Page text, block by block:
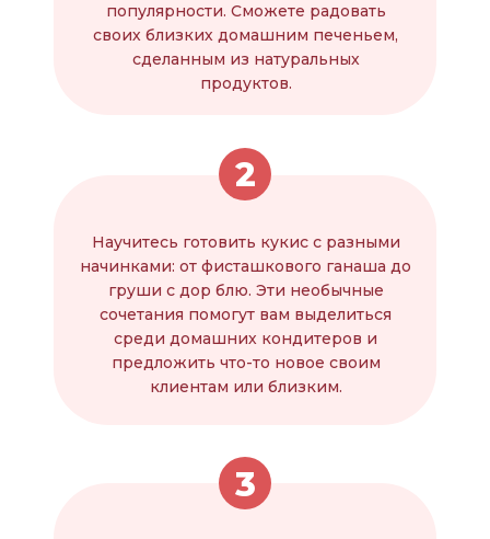
популярности. Сможете радовать
своих близких домашним печеньем,
сделанным из натуральных
продуктов.
Научитесь готовить кукис с разными
начинками: от фисташкового ганаша до
груши с дор блю. Эти необычные
сочетания помогут вам выделиться
среди домашних кондитеров и
предложить что-то новое своим
клиентам или близким.
2
3